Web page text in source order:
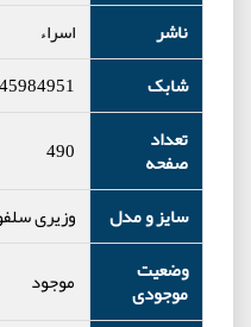
ناشر
اسراء
شابک
تعداد
صفحه
490
سایز و مدل
وزیری
وضعیت
موجودی
موجود